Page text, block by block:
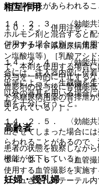
栓性静脈炎があらわれるこ
１４．２．３． 〈効能共
ホルモン剤と混合すると
併用する場合は別々に使
１４．２．４． 〈効能共
合には、注入器内部に付
出等によって、生成物を
以外の器具を用いる場合
菌を十分に行うこと。
１４．２．５． 〈効能共
出させてしまった場合に
らわれることがあるので
１４．２．６． 〈血管撮
使用する血管撮影を実施
ッシュさせ、カテーテル
相互作用
１０．２． 併用注意：
ビグアナイド系糖尿病用
ン塩酸塩等）［乳酸アシ
で、本剤を使用する場合
投与を一時的に中止する
造影剤の投与後に腎機能
ド系糖尿病用薬の腎排泄
えられている）］。
高齢者
患者の状態を観察しなが
機能が低下している）。
妊婦・授乳婦